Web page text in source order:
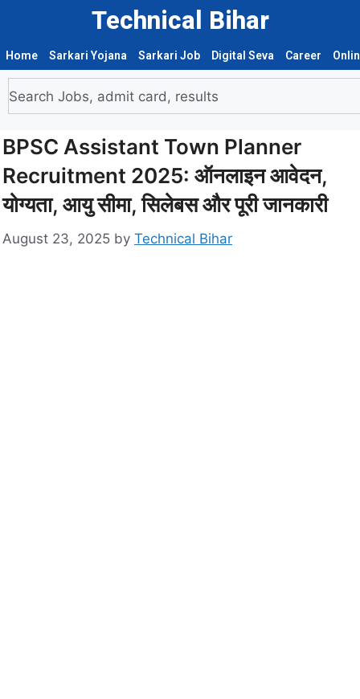
Technical Bihar
Home Sarkari Yojana Sarkari Job Digital Seva Career
BPSC Assistant Town Planner
Recruitment 2025: ऑनलाइन आवेदन,
योग्यता, आयु सीमा, सिलेबस और पूरी जानकारी
August 23, 2025 by Technical Bihar